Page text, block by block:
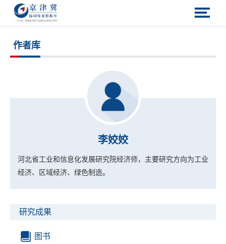
作者库
李姣姣
河北省工业和信息化发展研究院经济师，主要研究方向为工业
经济、区域经济、绿色制造。
研究成果
图书